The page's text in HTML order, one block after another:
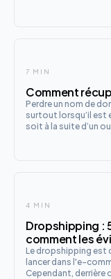
7 MIN
Comment
Perdre un nom de
surtout lorsqu’il est
soit à la suite d’un
4 MIN
Dropshipping :
comment les
Le dropshipping est
lancer dans l'e-
Cependant, derrière